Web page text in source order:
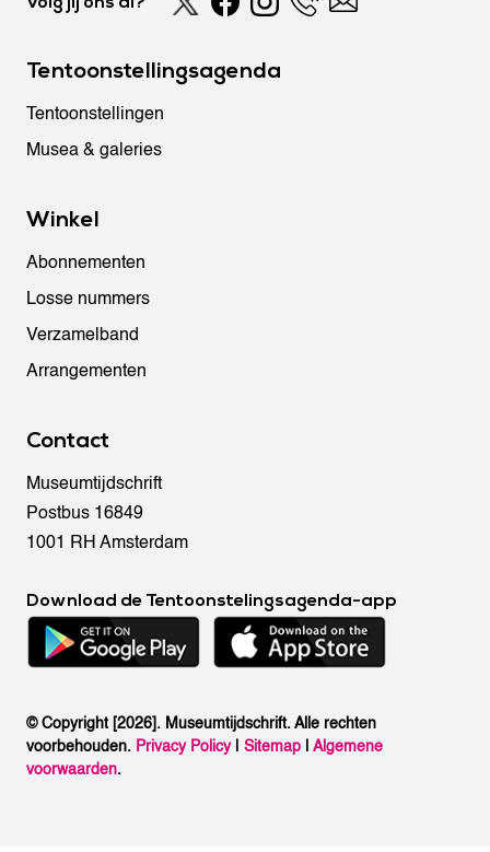
Tentoonstellingsagenda
Tentoonstellingen
Musea & galeries
Winkel
Abonnementen
Losse nummers
Verzamelband
Arrangementen
Contact
Museumtijdschrift
Postbus 16849
1001 RH Amsterdam
Download de Tentoonstelingsagenda-app
© Copyright [2026]. Museumtijdschrift. Alle rechten
voorbehouden. Privacy Policy| Sitemap |Algemene
voorwaarden.